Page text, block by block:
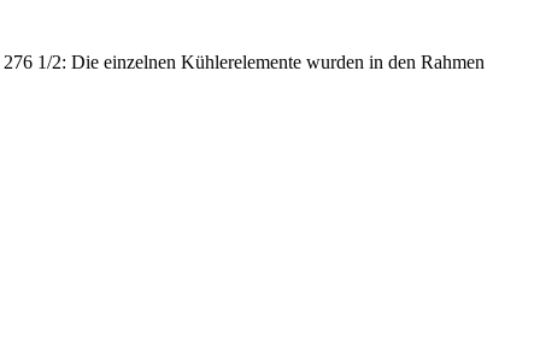
1/2: Die einzelnen Kühlerelemente wurden in den Rahmen